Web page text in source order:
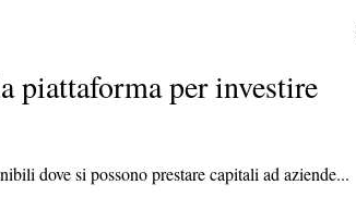
piattaforma per investire
dove si possono prestare capitali ad aziende...